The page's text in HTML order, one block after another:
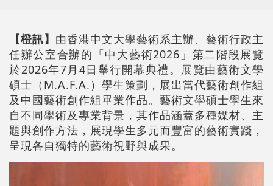
【橙訊】 由香港中文大學藝術系主辦、藝術行政主
任辦公室合辦的「中大藝術2026」第二階段展覽
於2026年7月4日舉行開幕典禮。展覽由藝術文學
碩士（M.A.F.A.）學生策劃，展出當代藝術創作組
及中國藝術創作組畢業作品。藝術文學碩士學生來
自不同學術及專業背景，其作品涵蓋多種媒材、主
題與創作方法，展現學生多元而豐富的藝術實踐，
呈現各自獨特的藝術視野與成果。